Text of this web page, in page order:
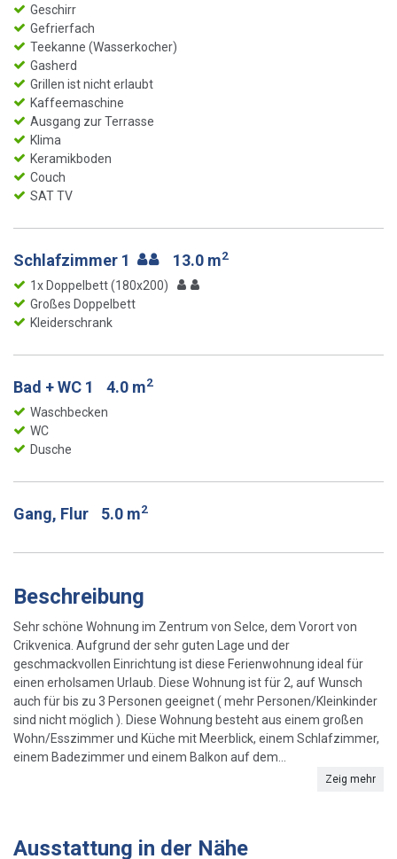
Geschirr
Gefrierfach
Teekanne (Wasserkocher)
Gasherd
Grillen ist nicht erlaubt
Kaffeemaschine
Ausgang zur Terrasse
Klima
Keramikboden
Couch
SAT TV
Schlafzimmer 1 13.0 m2
1x Doppelbett (180x200)
Großes Doppelbett
Kleiderschrank
Bad + WC 1 4.0 m2
Waschbecken
WC
Dusche
Gang, Flur 5.0 m2
Beschreibung
Sehr schöne Wohnung im Zentrum von Selce, dem Vorort von
Crikvenica. Aufgrund der sehr guten Lage und der
geschmackvollen Einrichtung ist diese Ferienwohnung ideal für
einen erholsamen Urlaub. Diese Wohnung ist für 2, auf Wunsch
auch für bis zu 3 Personen geeignet ( mehr Personen/Kleinkinder
sind nicht möglich ). Diese Wohnung besteht aus einem großen
Wohn/Esszimmer und Küche mit Meerblick, einem Schlafzimmer,
einem Badezimmer und einem Balkon auf dem...
Zeig mehr
Ausstattung in der Nähe